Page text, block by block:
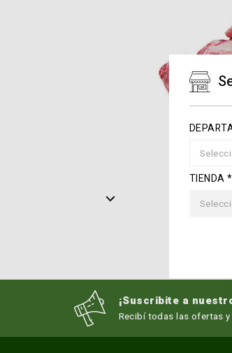
¡Suscribite a
Recibí todas las ofertas
TIENDA *